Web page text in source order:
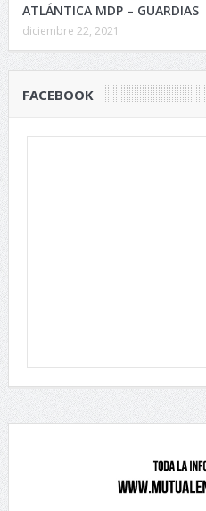
ATLÁNTICA MDP – GUARDIAS
diciembre 22, 2021
FACEBOOK